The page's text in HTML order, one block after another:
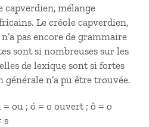
mélange
Le créole capverdien,
pas encore de grammaire
sont si nombreuses sur les
de lexique sont si fortes
n’a pu être trouvée.
ou ; ó = o ouvert ; ô = o
s